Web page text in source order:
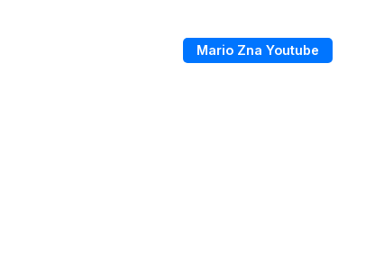
Mario Zna Youtube